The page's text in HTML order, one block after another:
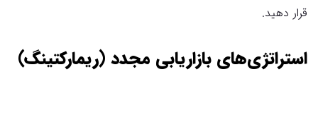
قرار دهید.
استراتژی‌های بازاریابی مجدد (ریمارکتینگ)